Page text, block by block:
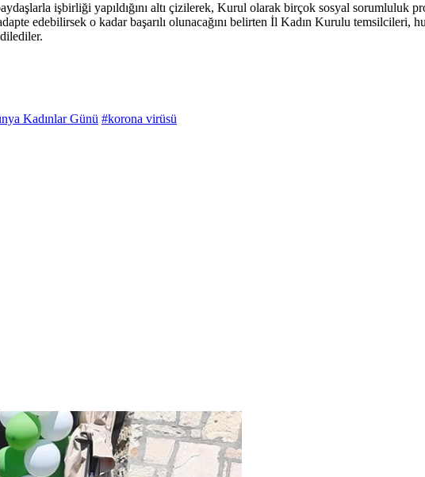
işbirliği yapıldığını altı çizilerek, Kurul olarak birçok sosyal sorumluluk
edebilirsek o kadar başarılı olunacağını belirten İl Kadın Kurulu temsilcileri,
Kadınlar Günü #korona virüsü